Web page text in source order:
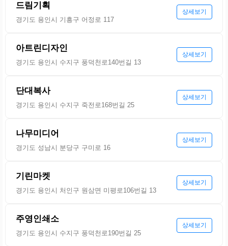
드림기획
경기도 용인시 기흥구 어정로 117
상세보기
아트린디자인
경기도 용인시 수지구 풍덕천로140번길 13
상세보기
단대복사
경기도 용인시 수지구 죽전로168번길 25
상세보기
나무미디어
경기도 성남시 분당구 구미로 16
상세보기
기린마켓
경기도 용인시 처인구 원삼면 미평로106번길 13
상세보기
주영인쇄소
경기도 용인시 수지구 풍덕천로190번길 25
상세보기